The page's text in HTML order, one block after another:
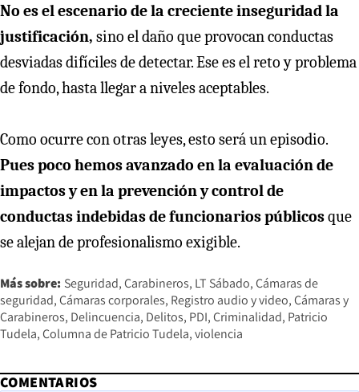
No es el escenario de la creciente inseguridad la
justificación, sino el daño que provocan conductas
desviadas difíciles de detectar. Ese es el reto y problema
de fondo, hasta llegar a niveles aceptables.
Como ocurre con otras leyes, esto será un episodio.
Pues poco hemos avanzado en la evaluación de
impactos y en la prevención y control de
conductas indebidas de funcionarios públicosque
se alejan de profesionalismo exigible.
Más sobre: Seguridad Carabineros LT Sábado Cámaras de
seguridad Cámaras corporales Registro audio y video Cámaras y
Carabineros Delincuencia Delitos PDI Criminalidad Patricio
Tudela Columna de Patricio Tudela violencia
COMENTARIOS